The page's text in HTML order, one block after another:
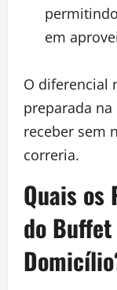
em
O diferencial
preparada
receber sem
correria.
Quais
do